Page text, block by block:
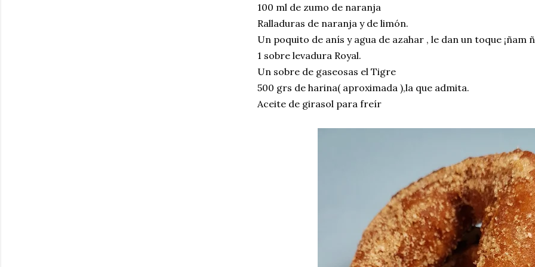
100 ml de zumo de naranja
Ralladuras de naranja y de limón.
Un poquito de anís y agua de azahar , le dan un toque ¡ñam
1 sobre levadura Royal.
Un sobre de gaseosas el Tigre
500 grs de harina( aproximada ),la que admita.
Aceite de girasol para freír